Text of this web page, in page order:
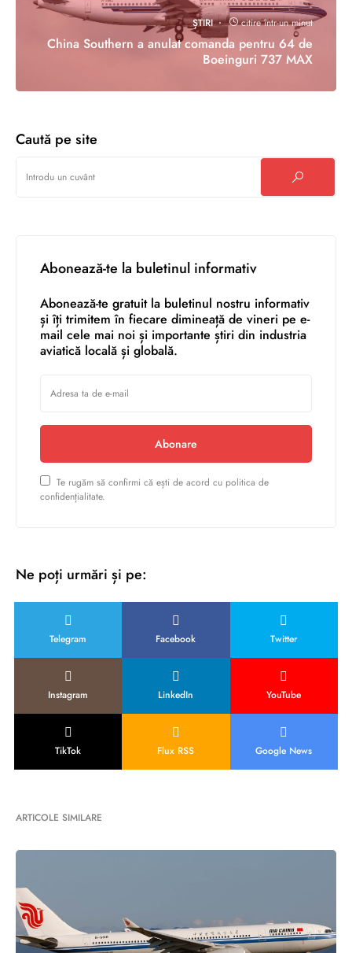
ȘTIRI citire într-un minut
China Southern a anulat comanda pentru 64 de
Boeinguri 737 MAX
Caută pe site
Abonează-te la buletinul informativ
Abonează-te gratuit la buletinul nostru informativ
și îți trimitem în fiecare dimineață de vineri pe e-
mail cele mai noi și importante știri din industria
aviatică locală și globală.
Abonare
Te rugăm să confirmi că ești de acord cu politica de
confidențialitate.
Ne poți urmări și pe:
Telegram Facebook Twitter
Instagram LinkedIn YouTube
TikTok Flux RSS Google News
ARTICOLE SIMILARE